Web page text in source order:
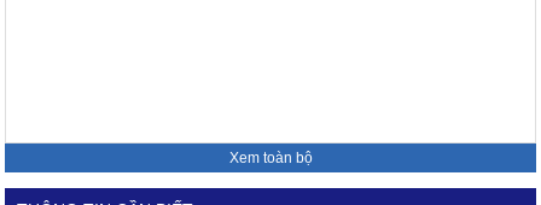
Xem toàn bộ